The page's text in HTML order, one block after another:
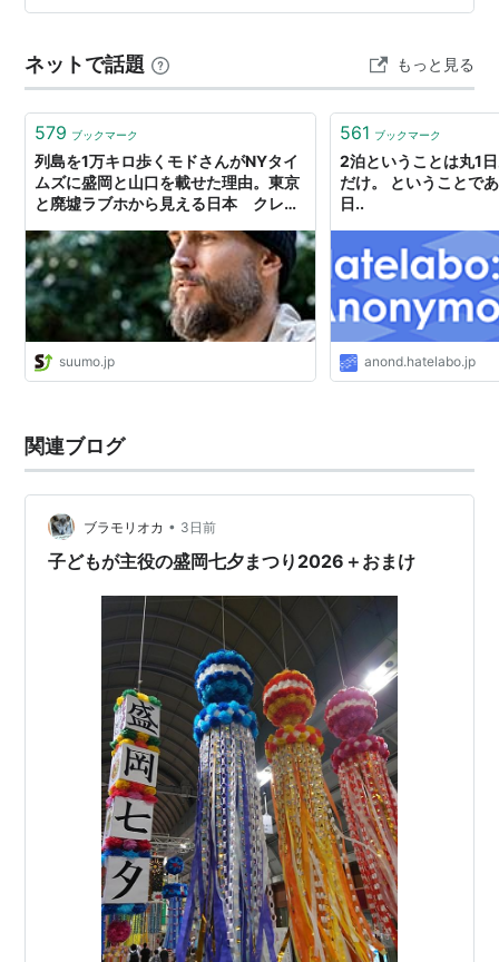
しずつ支えていく取り組みは とてもあたたかいよね(
を中心に考える支援が もっと広がっていくと素敵だなっ
て感じた◎ ■事業所名合同会社びすけっと ■所在地〒
020-086…
ネットで話題 もっと見る
579 ブックマーク
列島を1万キロ歩くモドさんがNYタイ
ムズに盛岡と山口を載せた理由。東京
と廃墟ラブホから見える日本 クレイ
suumo.jp
561 ブックマーク
2泊ということは丸1
だけ。 ということで
日..
anond.hatelabo.jp
関連ブログ
ブラモリオカ • 3日前
子どもが主役の盛岡七夕まつり2026＋おまけ